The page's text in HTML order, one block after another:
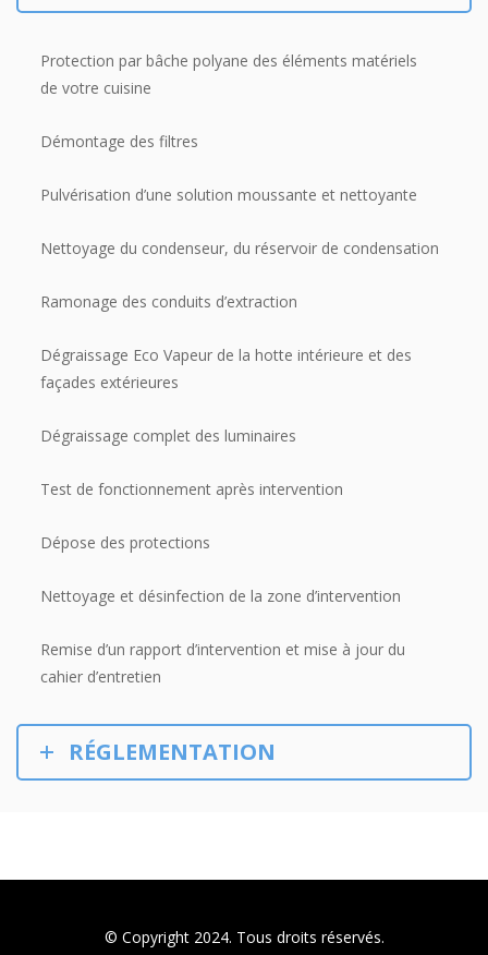
Protection par bâche polyane des éléments matériels
de votre cuisine
Démontage des filtres
Pulvérisation d’une solution moussante et nettoyante
Nettoyage du condenseur, du réservoir de condensation
Ramonage des conduits d’extraction
Dégraissage Eco Vapeur de la hotte intérieure et des
façades extérieures
Dégraissage complet des luminaires
Test de fonctionnement après intervention
Dépose des protections
Nettoyage et désinfection de la zone d’intervention
Remise d’un rapport d’intervention et mise à jour du
cahier d’entretien
RÉGLEMENTATION
© Copyright 2024. Tous droits réservés.